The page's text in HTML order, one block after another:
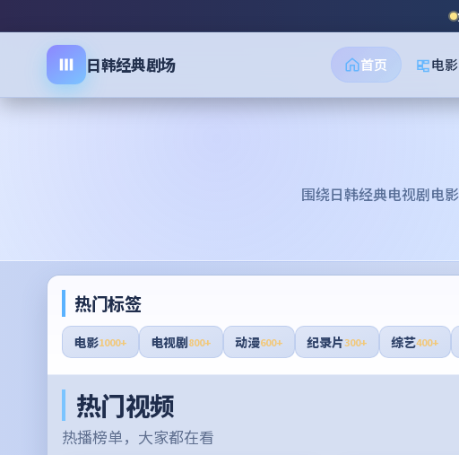
日韩经典剧场 首页 电影
围绕日韩经典电视剧电影
热门标签
电影1000+ 电视剧800+ 动漫600+ 纪录片300+ 综艺400+
热门视频
热播榜单，大家都在看